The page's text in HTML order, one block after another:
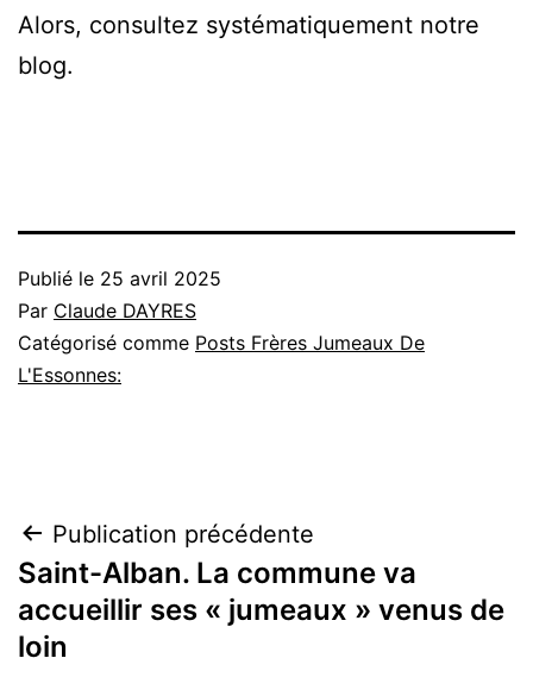
Alors, consultez systématiquement notre
blog.
Publié le 25 avril 2025
Par Claude DAYRES
Catégorisé comme Posts Frères Jumeaux De
L'Essonnes:
Navigation
de
l’article
Publication précédente
Saint-Alban. La commune va
accueillir ses « jumeaux » venus de
loin